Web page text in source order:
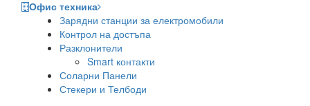
Офис техника
Зарядни станции за електромобили
Контрол на достъпа
Разклонители
Smart контакти
Соларни Панели
Стекери и Телбоди